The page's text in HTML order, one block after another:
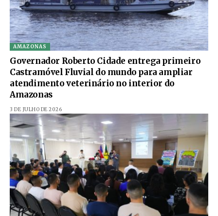
AMAZONAS
Governador Roberto Cidade entrega primeiro
Castramóvel Fluvial do mundo para ampliar
atendimento veterinário no interior do
Amazonas
3 DE JULHO DE 2026